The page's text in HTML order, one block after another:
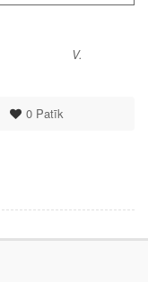
0Patīk